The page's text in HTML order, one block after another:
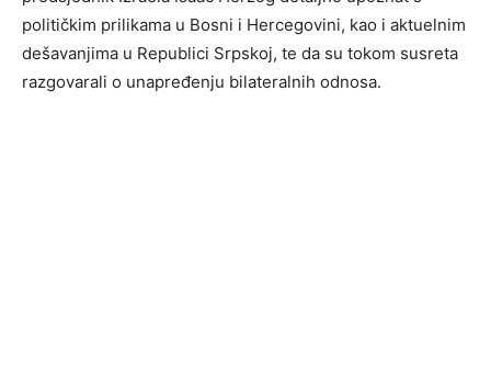
političkim prilikama u Bosni i Hercegovini, kao i aktuelnim
dešavanjima u Republici Srpskoj, te da su tokom susreta
razgovarali o unapređenju bilateralnih odnosa.